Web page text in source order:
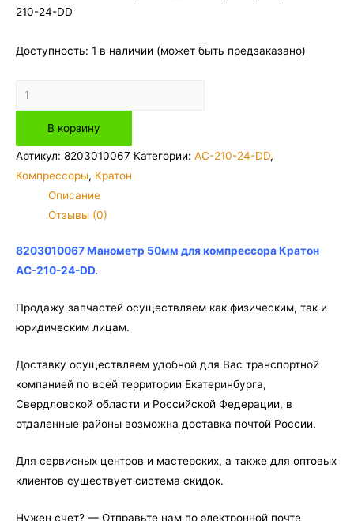
210-24-DD
Доступность: 1 в наличии (может быть предзаказано)
Количество
товара
8203010067
Манометр
AC-
210-
DD
В корзину
Артикул: 8203010067 Категории: AC-210-24-DD,
Компрессоры, Кратон
Описание
Отзывы (0)
8203010067 Манометр 50мм для компрессора Кратон
AC-210-24-DD.
Продажу запчастей осуществляем как физическим, так и
юридическим лицам.
Доставку осуществляем удобной для Вас транспортной
компанией по всей территории Екатеринбурга,
Свердловской области и Российской Федерации, в
отдаленные районы возможна доставка почтой России.
Для сервисных центров и мастерских, а также для оптовых
клиентов существует система скидок.
Нужен счет? — Отправьте нам по электронной почте